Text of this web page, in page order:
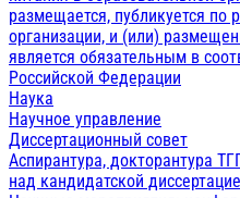
размещается, публикуется по
организации, и (или)
является обязательным в
Российской Федерации
Наука
Научное управление
Диссертационный совет
Аспирантура, докторантура
над кандидатской